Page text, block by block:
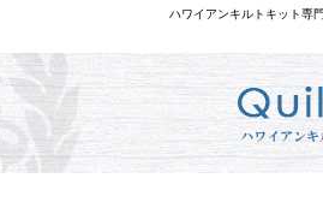
ハワイアンキルトキット専